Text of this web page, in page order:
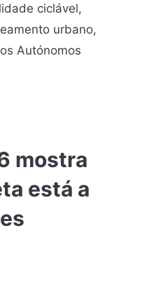
ciclável,
urbano,
Autónomos
mostra
está a